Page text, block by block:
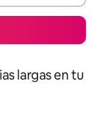
largas en tu